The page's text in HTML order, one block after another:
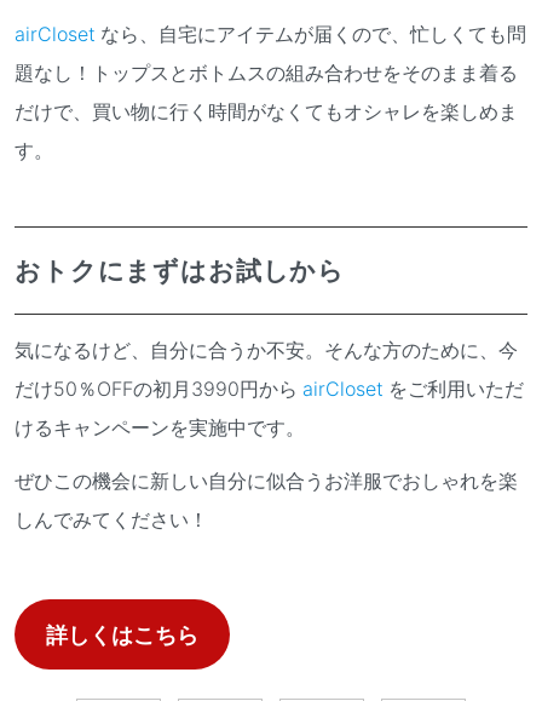
airCloset なら、自宅にアイテムが届くので、忙しくても問
題なし！トップスとボトムスの組み合わせをそのまま着る
だけで、買い物に行く時間がなくてもオシャレを楽しめま
す。
おトクにまずはお試しから
気になるけど、自分に合うか不安。そんな方のために、今
だけ50％OFFの初月3990円から airCloset をご利用いただ
けるキャンペーンを実施中です。
ぜひこの機会に新しい自分に似合うお洋服でおしゃれを楽
しんでみてください！
詳しくはこちら